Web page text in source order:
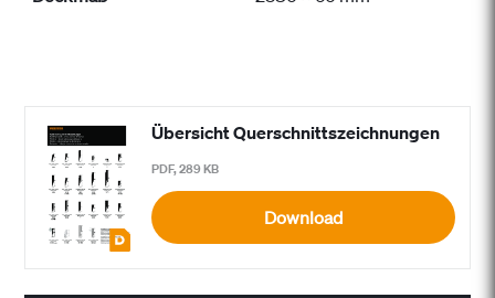
Übersicht Querschnittszeichnungen
PDF, 289 KB
Download